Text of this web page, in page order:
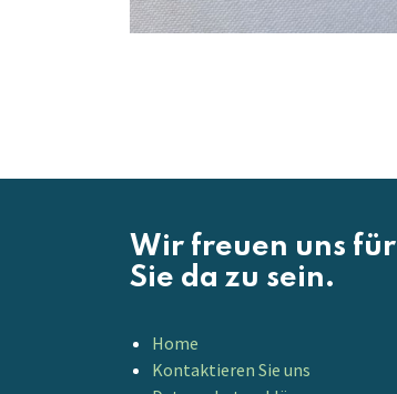
Wir freuen uns für
Sie da zu sein.
Home
Kontaktieren Sie uns